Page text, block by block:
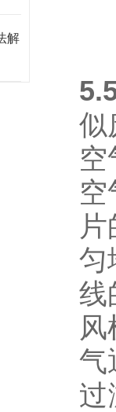
解
似
匀
线
气
过